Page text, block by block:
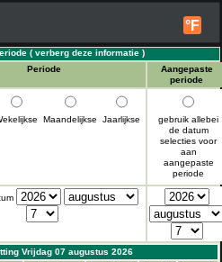
°F
( verberg deze informatie )
Periode
Aangepaste
periode
Maandelijkse Jaarlijkse
gebruik allebei
de datum
selecties voor
aan
aangepaste
periode
Vrijdag 07 augustus 2026